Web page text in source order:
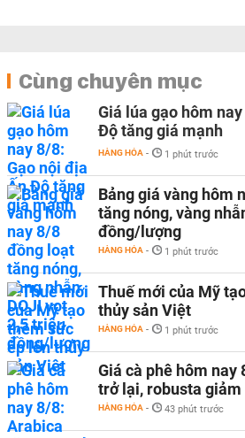
Cùng chuyên mục
Giá lúa gạo hôm
Độ tăng giá mạnh
HÀNG HÓA - 1 phút trước
Bảng giá vàng hôm
tăng nóng, vàng
đồng/lượng
HÀNG HÓA - 1 phút trước
Thuế mới của Mỹ
thủy sản Việt
HÀNG HÓA - 1 phút trước
Giá cà phê hôm
trở lại, robusta
HÀNG HÓA - 43 phút trước